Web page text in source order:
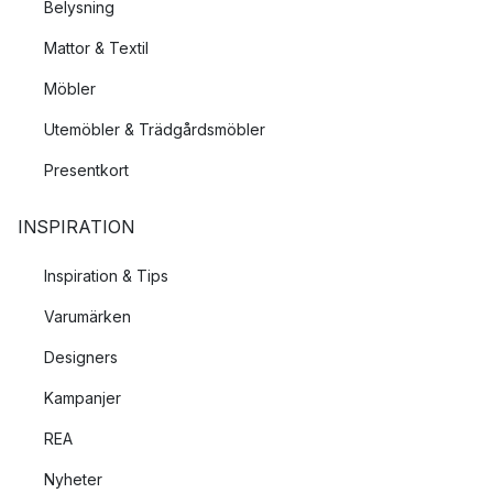
Belysning
Mattor & Textil
Möbler
Utemöbler & Trädgårdsmöbler
Presentkort
INSPIRATION
Inspiration & Tips
Varumärken
Designers
Kampanjer
REA
Nyheter